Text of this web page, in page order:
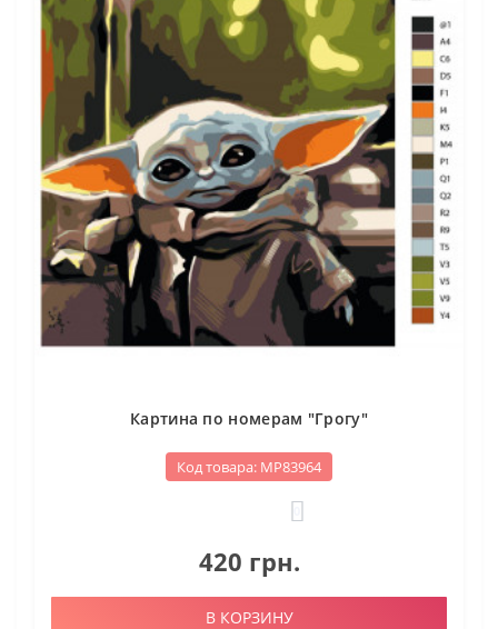
Картина по номерам "Грогу"
Код товара: МР83964
420 грн.
В КОРЗИНУ